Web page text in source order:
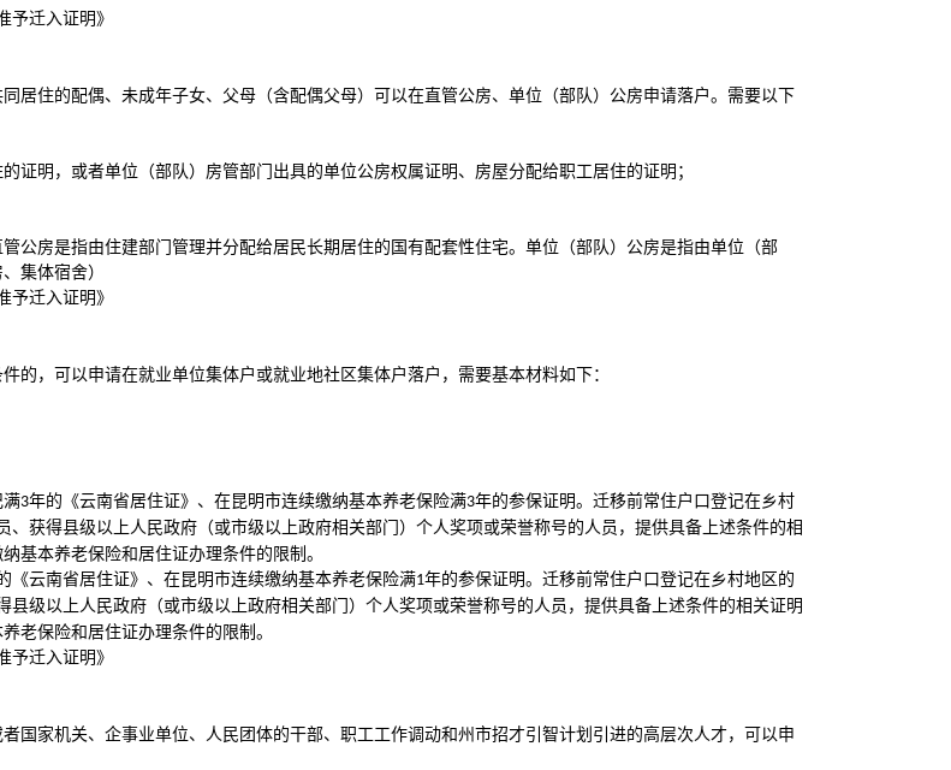
予迁入证明》
居住的配偶、未成年子女、父母（含配偶父母）可以在直管公房、单位（部队）公房申请落户。需要以下
证明，或者单位（部队）房管部门出具的单位公房权属证明、房屋分配给职工居住的证明；
公房是指由住建部门管理并分配给居民长期居住的国有配套性住宅。单位（部队）公房是指由单位（部
集体宿舍）
予迁入证明》
的，可以申请在就业单位集体户或就业地社区集体户落户，需要基本材料如下：
满3年的《云南省居住证》、在昆明市连续缴纳基本养老保险满3年的参保证明。迁移前常住户口登记在乡村
、获得县级以上人民政府（或市级以上政府相关部门）个人奖项或荣誉称号的人员，提供具备上述条件的相
基本养老保险和居住证办理条件的限制。
《云南省居住证》、在昆明市连续缴纳基本养老保险满1年的参保证明。迁移前常住户口登记在乡村地区的
县级以上人民政府（或市级以上政府相关部门）个人奖项或荣誉称号的人员，提供具备上述条件的相关证明
老保险和居住证办理条件的限制。
予迁入证明》
国家机关、企事业单位、人民团体的干部、职工工作调动和州市招才引智计划引进的高层次人才，可以申